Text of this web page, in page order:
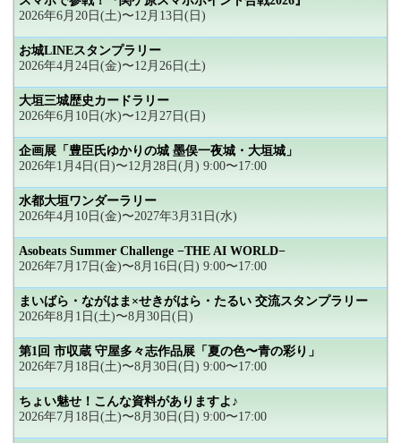
2026年6月20日(土)〜12月13日(日)
お城LINEスタンプラリー
2026年4月24日(金)〜12月26日(土)
大垣三城歴史カードラリー
2026年6月10日(水)〜12月27日(日)
企画展「豊臣氏ゆかりの城 墨俣一夜城・大垣城」
2026年1月4日(日)〜12月28日(月) 9:00〜17:00
水都大垣ワンダーラリー
2026年4月10日(金)〜2027年3月31日(水)
Asobeats Summer Challenge −THE AI WORLD−
2026年7月17日(金)〜8月16日(日) 9:00〜17:00
まいばら・ながはま×せきがはら・たるい 交流スタンプラリー
2026年8月1日(土)〜8月30日(日)
第1回 市収蔵 守屋多々志作品展「夏の色〜青の彩り」
2026年7月18日(土)〜8月30日(日) 9:00〜17:00
ちょい魅せ！こんな資料がありますよ♪
2026年7月18日(土)〜8月30日(日) 9:00〜17:00